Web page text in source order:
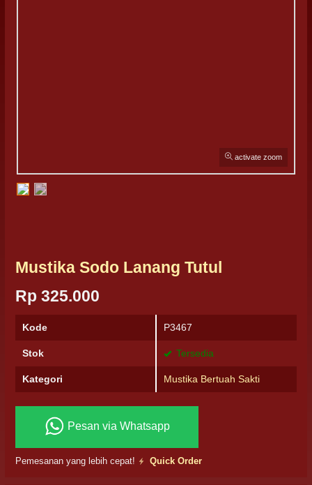
activate zoom
Mustika Sodo Lanang Tutul
Rp 325.000
Kode P3467
Stok Tersedia
Kategori Mustika Bertuah Sakti
Pesan via Whatsapp
Pemesanan yang lebih cepat! Quick Order